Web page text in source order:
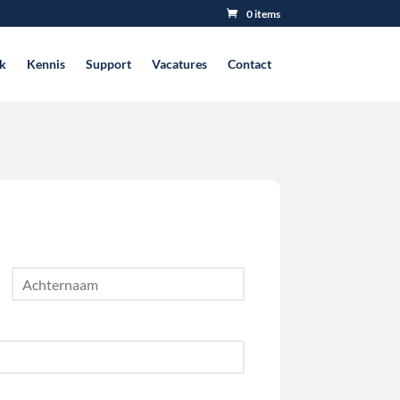
0 items
Kennis Support Vacatures Contact
r